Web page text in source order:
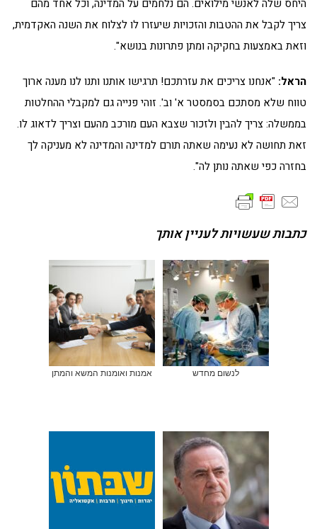
היחס שלה לאנשי מילואים. הם נלחמים על המדינה, וכל אחד מהם
צריך לקבל את ההטבות והזכויות שיעזרו לו לצלוח את השנה האקדמית,
וזאת באמצעות בחקיקה ומתן פתרונות בנושא".
הראל: "אנחנו צריכים את עזרתכם! תרגישו אותנו ותנו לנו מענה ארוך
טווח שלא מסתכם בסמסטר א' וב'. זוהי פנייה גם למקבלי ההחלטות
בממשלה: צריך להבין ולזכור שצבא העם מורכב מהעם וצריך לדאוג לו.
זאת תחושה לא נעימה שאתה תורם למדינה והמדינה לא מעניקה לך
בחזרה כפי שאתה נותן לה".
כתבות שעשויות לעניין אותך
לנשום מחדש אמנות ואומנות המשא והמתן